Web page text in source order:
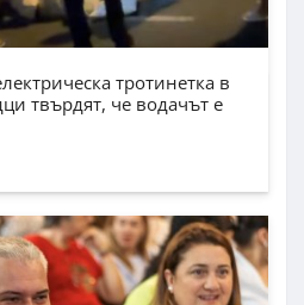
тротинетка в
твърдят, че водачът е